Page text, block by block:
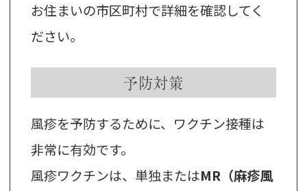
お住まいの市区町村で詳細を確認してく
ださい。
予防対策
風疹を予防するために、ワクチン接種は
非常に有効です。
風疹ワクチンは、単独またはMR（麻疹風